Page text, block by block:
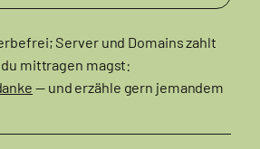
Server und Domains zahlt
mittragen magst:
— und erzähle gern jemandem